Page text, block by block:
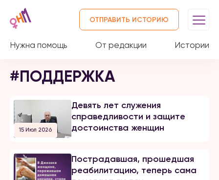
Нужна помощь От редакции Истории
ОТПРАВИТЬ ИСТОРИЮ
#ПОДДЕРЖКА
15 Июл 2026
Девять лет служения
справедливости и защите
достоинства женщин
Пострадавшая, прошедшая
реабилитацию, теперь сама